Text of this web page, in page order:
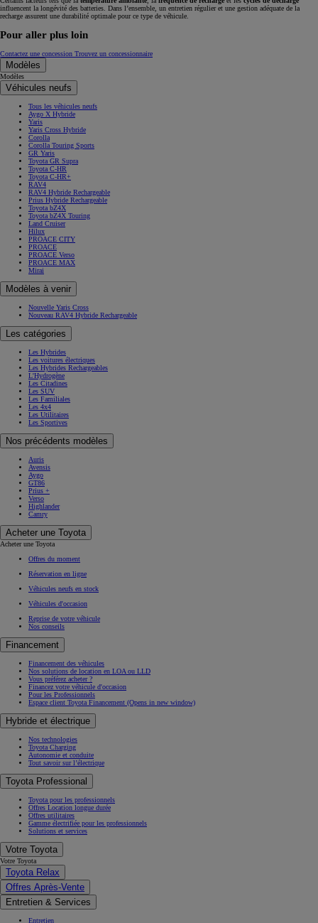
influencent la longévité des batteries. Dans l’ensemble, un entretien régulier et une gestion adéquate de la
recharge assurent une durabilité optimale pour ce type de véhicule.
Pour aller plus loin
Contactez une concession Trouvez un concessionnaire
Modèles
Modèles
Véhicules neufs
Tous les véhicules neufs
Aygo X Hybride
Yaris
Yaris Cross Hybride
Corolla
Corolla Touring Sports
GR Yaris
Toyota GR Supra
Toyota C-HR
Toyota C-HR+
RAV4
RAV4 Hybride Rechargeable
Prius Hybride Rechargeable
Toyota bZ4X
Toyota bZ4X Touring
Land Cruiser
Hilux
PROACE CITY
PROACE
PROACE Verso
PROACE MAX
Mirai
Modèles à venir
Nouvelle Yaris Cross
Nouveau RAV4 Hybride Rechargeable
Les catégories
Les Hybrides
Les voitures électriques
Les Hybrides Rechargeables
L'Hydrogène
Les Citadines
Les SUV
Les Familiales
Les 4x4
Les Utilitaires
Les Sportives
Nos précédents modèles
Auris
Avensis
Aygo
GT86
Prius +
Verso
Highlander
Camry
Acheter une Toyota
Acheter une Toyota
Offres du moment
Réservation en ligne
Véhicules neufs en stock
Véhicules d'occasion
Reprise de votre véhicule
Nos conseils
Financement
Financement des véhicules
Nos solutions de location en LOA ou LLD
Vous préférez acheter ?
Financez votre véhicule d'occasion
Pour les Professionnels
Espace client Toyota Financement (Opens in new window)
Hybride et électrique
Nos technologies
Toyota Charging
Autonomie et conduite
Tout savoir sur l’électrique
Toyota Professional
Toyota pour les professionnels
Offres Location longue durée
Offres utilitaires
Gamme électrifiée pour les professionnels
Solutions et services
Votre Toyota
Votre Toyota
Toyota Relax
Offres Après-Vente
Entretien & Services
Entretien